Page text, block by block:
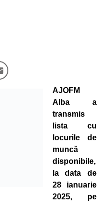
AJOFM
Alba a
transmis
lista cu
locurile de
muncă
disponibile,
la data de
28 ianuarie
2025, pe